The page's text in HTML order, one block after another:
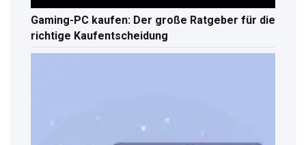
Gaming-PC kaufen: Der große Ratgeber für die
richtige Kaufentscheidung